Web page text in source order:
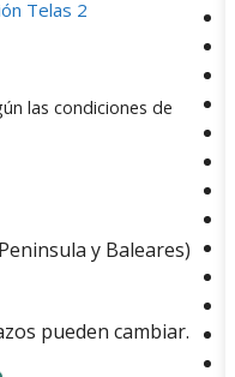
Telas 2
las condiciones de
y Baleares)
pueden cambiar.